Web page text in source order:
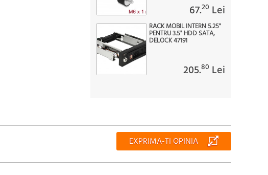
67.20 Lei
RACK MOBIL INTERN 5.25"
PENTRU 3.5" HDD SATA,
DELOCK 47191
205.80 Lei
EXPRIMA-TI OPINIA